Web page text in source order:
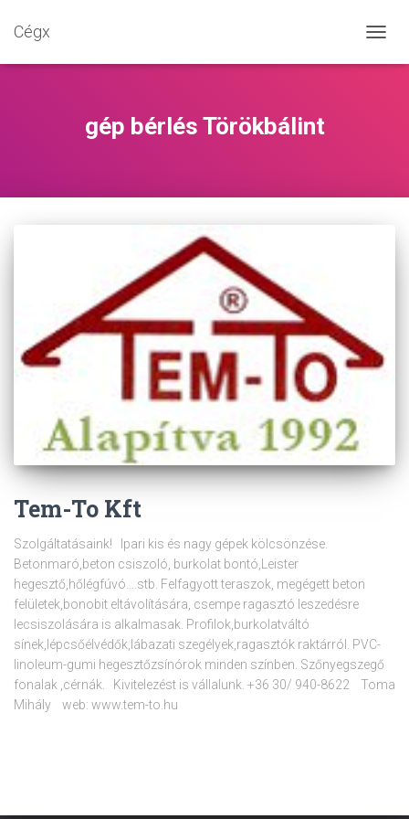
Cégx
BE-/
gép bérlés Törökbálint
Tem-To Kft
Szolgáltatásaink! Ipari kis és nagy gépek kölcsönzése.
Betonmaró,beton csiszoló, burkolat bontó,Leister
hegesztő,hőlégfúvó….stb. Felfagyott teraszok, megégett beton
felületek,bonobit eltávolítására, csempe ragasztó leszedésre
lecsiszolására is alkalmasak. Profilok,burkolatváltó
sínek,lépcsőélvédők,lábazati szegélyek,ragasztók raktárról. PVC-
linoleum-gumi hegesztőzsínórok minden színben. Szőnyegszegő
fonalak ,cérnák. Kivitelezést is vállalunk. +36 30/ 940-8622 Toma
Mihály web: www.tem-to.hu